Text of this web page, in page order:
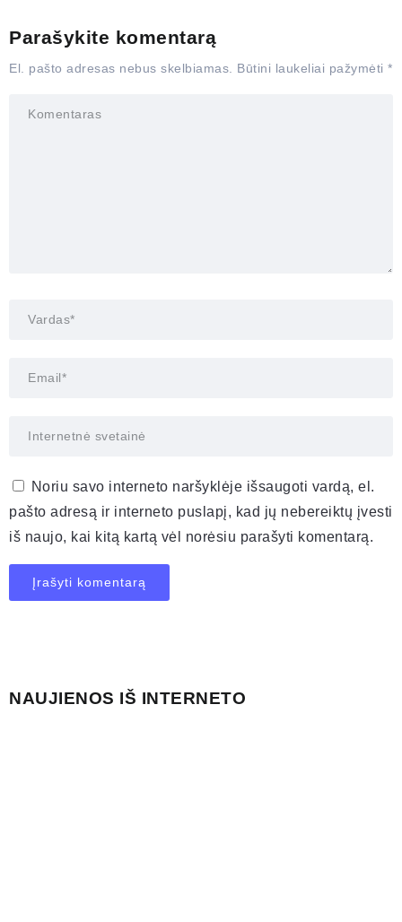
Parašykite komentarą
El. pašto adresas nebus skelbiamas. Būtini laukeliai pažymėti *
Noriu savo interneto naršyklėje išsaugoti vardą, el.
pašto adresą ir interneto puslapį, kad jų nebereiktų įvesti
iš naujo, kai kitą kartą vėl norėsiu parašyti komentarą.
NAUJIENOS IŠ INTERNETO